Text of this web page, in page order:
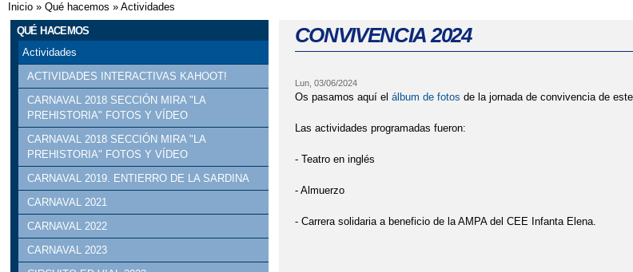
Se encuentra usted aquí
Inicio » Qué hacemos » Actividades
QUÉ HACEMOS
Actividades
ACTIVIDADES INTERACTIVAS KAHOOT!
CARNAVAL 2018 SECCIÓN MIRA "LA
PREHISTORIA" FOTOS Y VÍDEO
CARNAVAL 2018 SECCIÓN MIRA "LA
PREHISTORIA" FOTOS Y VÍDEO
CARNAVAL 2019. ENTIERRO DE LA SARDINA
CARNAVAL 2021
CARNAVAL 2022
CARNAVAL 2023
CONVIVENCIA 2024
Lun, 03/06/2024
Os pasamos aquí el álbum de fotos de la jornada de convivencia de
Las actividades programadas fueron:
- Teatro en inglés
- Almuerzo
- Carrera solidaria a beneficio de la AMPA del CEE Infanta Elena.